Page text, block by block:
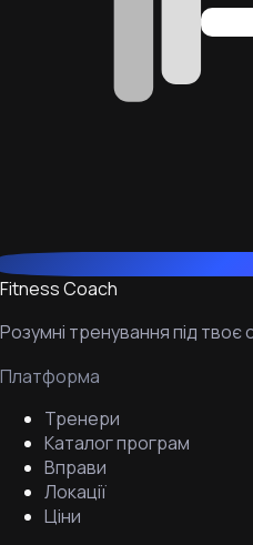
Fitness Coach
Розумні тренування під твоє
Платформа
Тренери
Каталог програм
Вправи
Локації
Ціни